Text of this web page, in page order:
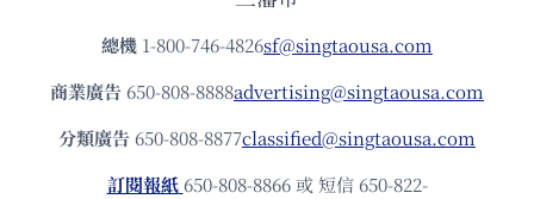
總機 1-800-746-4826sf@singtaousa.com
商業廣告 650-808-8888advertising@singtaousa.com
分類廣告 650-808-8877classified@singtaousa.com
訂閱報紙 650-808-8866 或 短信 650-822-